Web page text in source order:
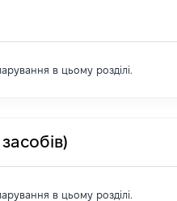
в цьому розділі.
в цьому розділі.